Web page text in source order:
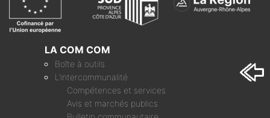
LA COM COM
Boîte à outils
L’intercommunalité
Compétences et services
Avis et marchés publics